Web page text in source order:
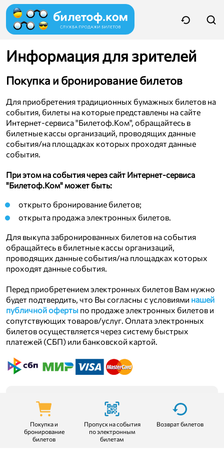
Покупка и
бронирование
билетов
Пропуск на события
по электронным
билетам
Возврат билетов
Информация для зрителей
Покупка и бронирование билетов
Для приобретения традиционных бумажных билетов на
события, билеты на которые представлены на сайте
Интернет-сервиса "Билетоф.Ком", обращайтесь в
билетные кассы организаций, проводящих данные
события/на площадках которых проходят данные
события.
При этом на события через сайт Интернет-сервиса
"Билетоф.Ком" может быть:
открыто бронирование билетов;
открыта продажа электронных билетов.
Для выкупа забронированных билетов на события
обращайтесь в билетные кассы организаций,
проводящих данные события/на площадках которых
проходят данные события.
Перед приобретением электронных билетов Вам нужно
будет подтвердить, что Вы согласны с условиями нашей
публичной оферты по продаже электронных билетов и
сопутствующих товаров/услуг. Оплата электронных
билетов осуществляется через систему быстрых
платежей (СБП) или банковской картой.
Оплата осуществляется через
платёжную систему "Юнителлер".
Данные Вашей банковской карты
вводятся на специальной
защищённой странице платёжной